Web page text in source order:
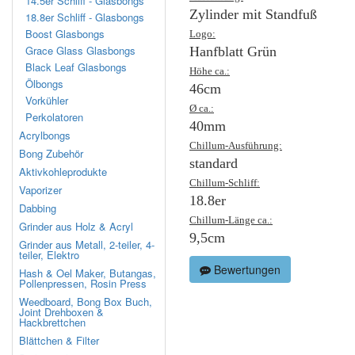
Zylinder mit Standfuß
Logo:
Hanfblatt Grün
Höhe ca.:
46cm
Ø ca.:
40mm
Chillum-Ausführung:
standard
Chillum-Schliff:
18.8er
Chillum-Länge ca.:
9,5cm
Bewertungen
18.8er Schliff - Glasbongs
Boost Glasbongs
Grace Glass Glasbongs
Black Leaf Glasbongs
Ölbongs
Vorkühler
Perkolatoren
Acrylbongs
Bong Zubehör
Aktivkohleprodukte
Vaporizer
Dabbing
Grinder aus Holz & Acryl
Grinder aus Metall, 2-teiler, 4-
teiler, Elektro
Hash & Oel Maker, Butangas,
Pollenpressen, Rosin Press
Weedboard, Bong Box Buch,
Joint Drehboxen &
Hackbrettchen
Blättchen & Filter